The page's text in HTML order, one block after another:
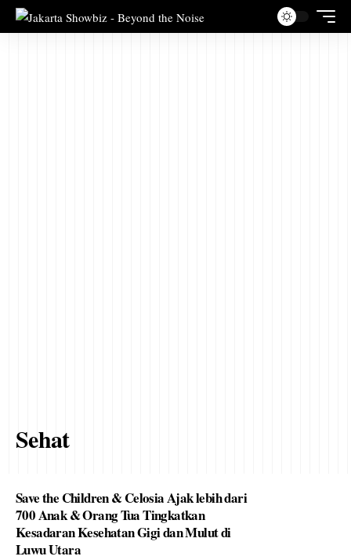
Sehat
Save the Children & Celosia Ajak lebih dari
700 Anak & Orang Tua Tingkatkan
Kesadaran Kesehatan Gigi dan Mulut di
Luwu Utara